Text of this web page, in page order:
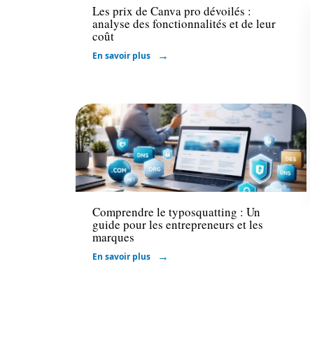
Les prix de Canva pro dévoilés :
analyse des fonctionnalités et de leur
coût
En savoir plus
Marketing
Comprendre le typosquatting : Un
guide pour les entrepreneurs et les
marques
En savoir plus